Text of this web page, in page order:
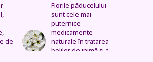
Florile păducelului
sunt cele mai
puternice
medicamente
naturale în tratarea
bolilor de inimă şi a